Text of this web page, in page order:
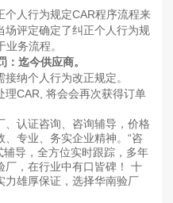
人行为规定CAR程序流程来
场评定确定了纠正个人行为规
务流程。
迄今供应商。
纳个人行为改正规定。
CAR, 将会会再次获得订单
认证咨询、咨询辅导，价格
专业、务实企业精神。“咨
导，全方位实时跟踪，多年
厂，在行业中有口皆碑！ 十
力雄厚保证，选择华南验厂